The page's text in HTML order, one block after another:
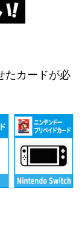
たカードが必